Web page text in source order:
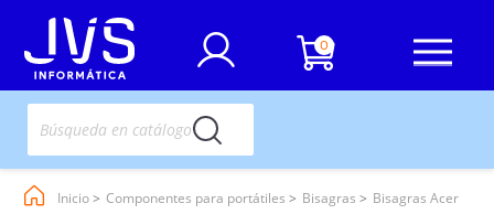
0
Inicio Componentes para portátiles Bisagras
Bisagras Acer